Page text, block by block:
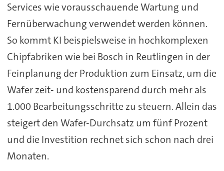
Services wie vorausschauende Wartung und
Fernüberwachung verwendet werden können.
So kommt KI beispielsweise in hochkomplexen
Chipfabriken wie bei Bosch in Reutlingen in der
Feinplanung der Produktion zum Einsatz, um die
Wafer zeit- und kostensparend durch mehr als
1.000 Bearbeitungsschritte zu steuern. Allein das
steigert den Wafer-Durchsatz um fünf Prozent
und die Investition rechnet sich schon nach drei
Monaten.